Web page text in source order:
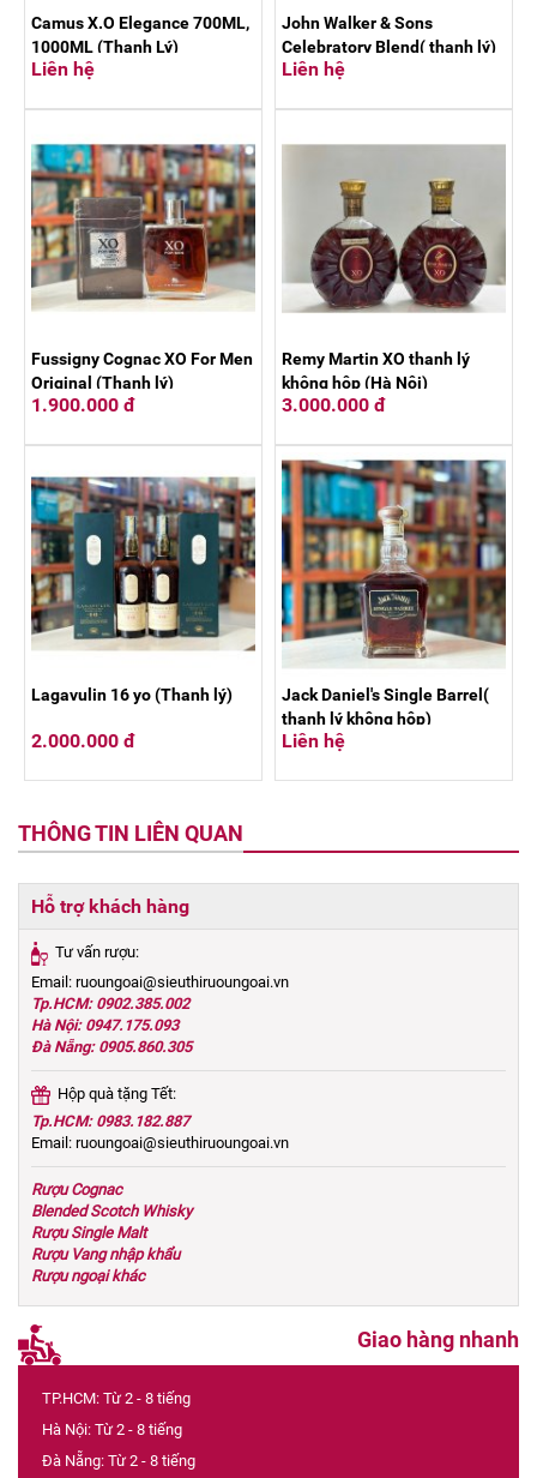
Camus X.O Elegance 700ML,
1000ML (Thanh Lý)
Liên hệ
John Walker & Sons
Celebratory Blend( thanh lý)
Liên hệ
Fussigny Cognac XO For Men
Original (Thanh lý)
1.900.000 đ
Remy Martin XO thanh lý
không hộp (Hà Nội)
3.000.000 đ
Lagavulin 16 yo (Thanh lý)
2.000.000 đ
Jack Daniel's Single Barrel(
thanh lý không hộp)
Liên hệ
THÔNG TIN LIÊN QUAN
Hỗ trợ khách hàng
Tư vấn rượu:
Email: ruoungoai@sieuthiruoungoai.vn
Tp.HCM: 0902.385.002
Hà Nội: 0947.175.093
Đà Nẵng: 0905.860.305
Hộp quà tặng Tết:
Tp.HCM: 0983.182.887
Email: ruoungoai@sieuthiruoungoai.vn
Rượu Cognac
Blended Scotch Whisky
Rượu Single Malt
Rượu Vang nhập khẩu
Rượu ngoại khác
Giao hàng nhanh
TP.HCM: Từ 2 - 8 tiếng
Hà Nội: Từ 2 - 8 tiếng
Đà Nẵng: Từ 2 - 8 tiếng